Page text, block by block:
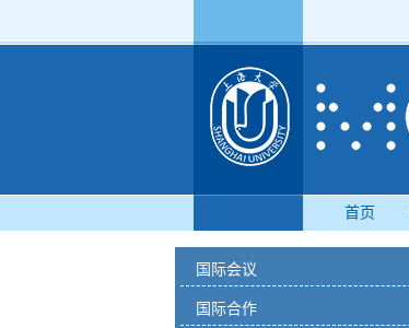
首页
国际会议
国际合作